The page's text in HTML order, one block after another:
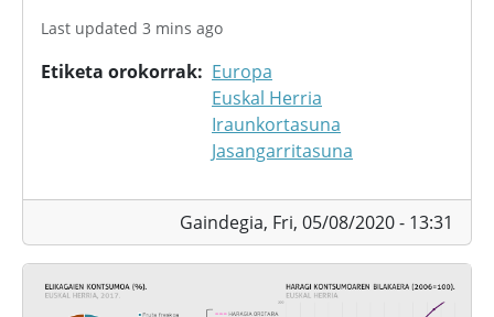
Last updated 3 mins ago
Etiketa orokorrak
Europa
Euskal Herria
Iraunkortasuna
Jasangarritasuna
Gaindegia, Fri, 05/08/2020 - 13:31